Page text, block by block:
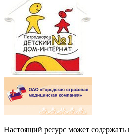
Настоящий ресурс может содержать